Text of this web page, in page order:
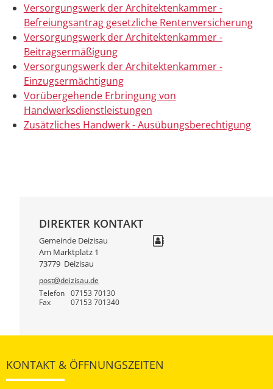
Versorgungswerk der Architektenkammer -
Befreiungsantrag gesetzliche Rentenversicherung
Versorgungswerk der Architektenkammer -
Beitragsermäßigung
Versorgungswerk der Architektenkammer -
Einzugsermächtigung
Vorübergehende Erbringung von
Handwerksdienstleistungen
Zusätzliches Handwerk - Ausübungsberechtigung
DIREKTER KONTAKT
Gemeinde Deizisau
Am Marktplatz 1
73779 Deizisau
post@deizisau.de
Telefon
07153 70130
Fax 07153 701340
KONTAKT & ÖFFNUNGSZEITEN